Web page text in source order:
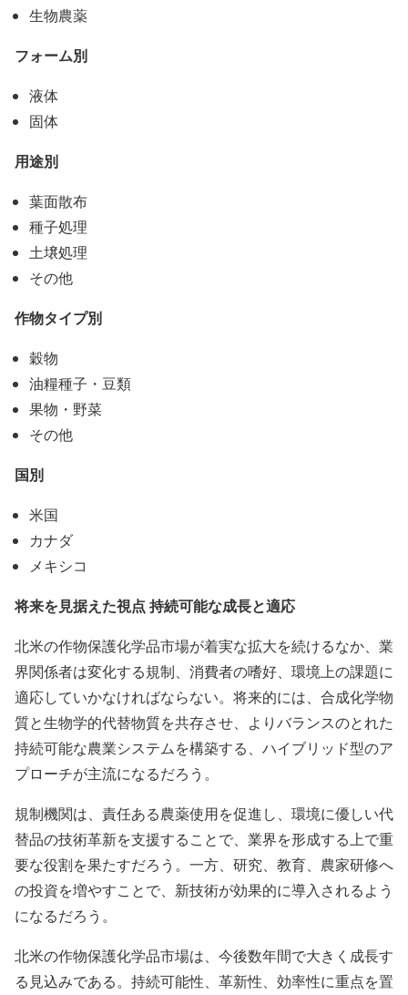
生物農薬
フォーム別
液体
固体
用途別
葉面散布
種子処理
土壌処理
その他
作物タイプ別
穀物
油糧種子・豆類
果物・野菜
その他
国別
米国
カナダ
メキシコ
将来を見据えた視点 持続可能な成長と適応
北米の作物保護化学品市場が着実な拡大を続けるなか、業
界関係者は変化する規制、消費者の嗜好、環境上の課題に
適応していかなければならない。将来的には、合成化学物
質と生物学的代替物質を共存させ、よりバランスのとれた
持続可能な農業システムを構築する、ハイブリッド型のア
プローチが主流になるだろう。
規制機関は、責任ある農薬使用を促進し、環境に優しい代
替品の技術革新を支援することで、業界を形成する上で重
要な役割を果たすだろう。一方、研究、教育、農家研修へ
の投資を増やすことで、新技術が効果的に導入されるよう
になるだろう。
北米の作物保護化学品市場は、今後数年間で大きく成長す
る見込みである。持続可能性、革新性、効率性に重点を置